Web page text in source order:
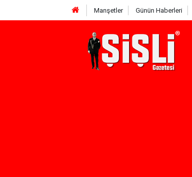
Manşetler Günün Haberleri